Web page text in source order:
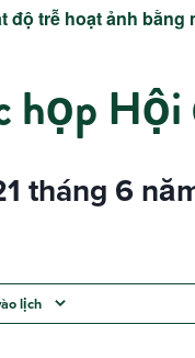
độ trễ hoạt ảnh bằng
họp
tháng 6
lịch